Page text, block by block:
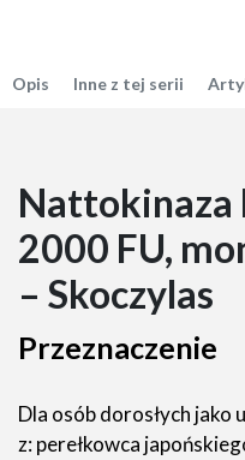
Opis Inne z tej serii
Nattokinaza
2000 FU,
– Skoczylas
Przeznaczenie
Dla osób dorosłych jako
z: perełkowca